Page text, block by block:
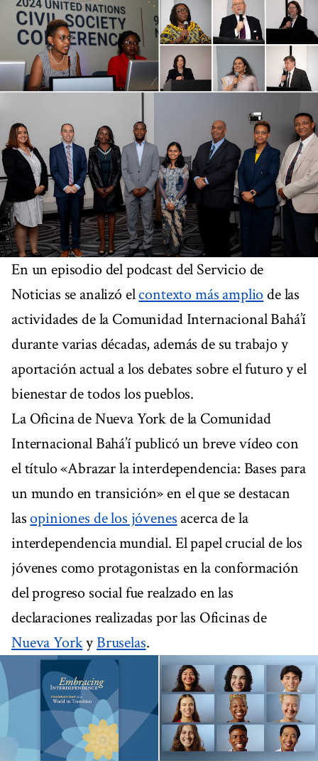
En un episodio del podcast del Servicio de
Noticias se analizó elcontexto más ampliode las
actividades de la Comunidad Internacional Bahá’í
durante varias décadas, además de su trabajo y
aportación actual a los debates sobre el futuro y el
bienestar de todos los pueblos.
La Oficina de Nueva York de la Comunidad
Internacional Bahá’í publicó un breve vídeo con
el título «Abrazar la interdependencia: Bases para
un mundo en transición» en el que se destacan
lasopiniones de los jóvenes acerca de la
interdependencia mundial. El papel crucial de los
jóvenes como protagonistas en la conformación
del progreso social fue realzado en las
declaraciones realizadas por las Oficinas de
Nueva YorkyBruselas.